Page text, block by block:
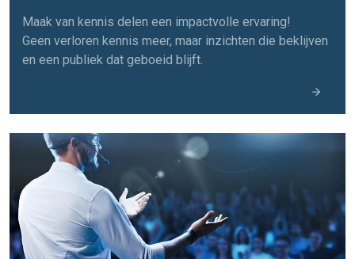
Maak van kennis delen een impactvolle ervaring!
Geen verloren kennis meer, maar inzichten die beklijven
en een publiek dat geboeid blijft.